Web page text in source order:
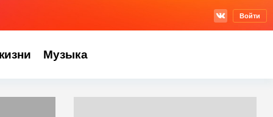
Войти
Музыка